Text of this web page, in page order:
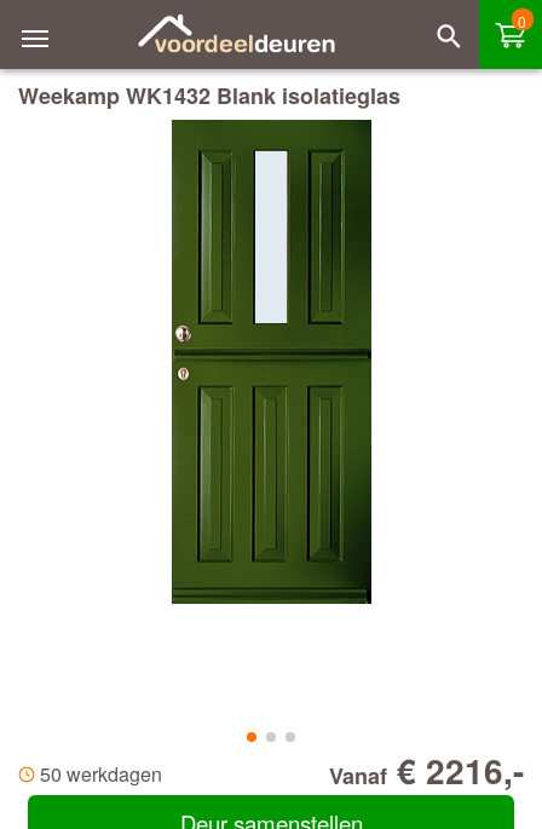
0
Weekamp WK1432 Blank isolatieglas
50 werkdagen Vanaf € 2216,-